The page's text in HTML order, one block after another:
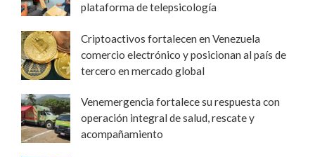
plataforma de telepsicología
Criptoactivos fortalecen en Venezuela
comercio electrónico y posicionan al país de
tercero en mercado global
Venemergencia fortalece su respuesta con
operación integral de salud, rescate y
acompañamiento